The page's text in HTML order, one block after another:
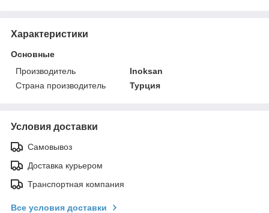
Характеристики
Основные
Производитель
Inoksan
Страна производитель
Турция
Условия доставки
Самовывоз
Доставка курьером
Транспортная компания
Все условия доставки